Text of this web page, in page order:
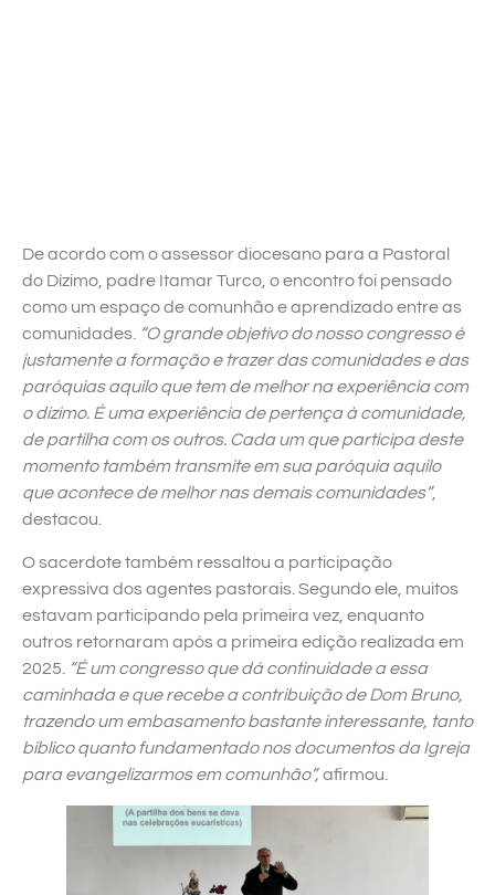
De acordo com o assessor diocesano para a Pastoral
do Dízimo, padre Itamar Turco, o encontro foi pensado
como um espaço de comunhão e aprendizado entre as
comunidades. “O grande objetivo do nosso congresso é
justamente a formação e trazer das comunidades e das
paróquias aquilo que tem de melhor na experiência com
o dízimo. É uma experiência de pertença à comunidade,
de partilha com os outros. Cada um que participa deste
momento também transmite em sua paróquia aquilo
que acontece de melhor nas demais comunidades”,
destacou.
O sacerdote também ressaltou a participação
expressiva dos agentes pastorais. Segundo ele, muitos
estavam participando pela primeira vez, enquanto
outros retornaram após a primeira edição realizada em
2025.
“É um congresso que dá continuidade a essa
caminhada e que recebe a contribuição de Dom Bruno,
trazendo um embasamento bastante interessante, tanto
bíblico quanto fundamentado nos documentos da Igreja
para evangelizarmos em comunhão”,afirmou.